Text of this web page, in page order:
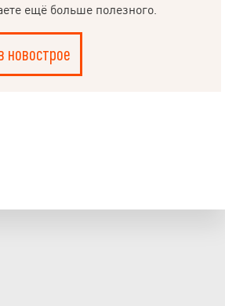
ещё больше полезного.
новострое